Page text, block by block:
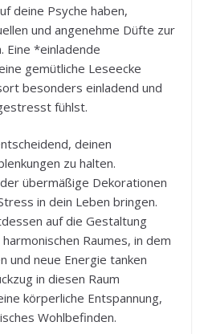
deine Psyche haben,
und angenehme Düfte zur
Eine *einladende
gemütliche Leseecke
besonders einladend und
fühlst.
deinen
zu halten.
übermäßige Dekorationen
in dein Leben bringen.
auf die Gestaltung
Raumes, in dem
und neue Energie tanken
in diesen Raum
körperliche Entspannung,
Wohlbefinden.